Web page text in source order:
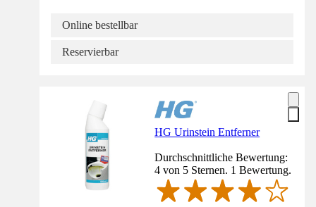
Online bestellbar
Reservierbar
HG Urinstein Entferner
Durchschnittliche Bewertung:
4 von 5 Sternen. 1 Bewertung.